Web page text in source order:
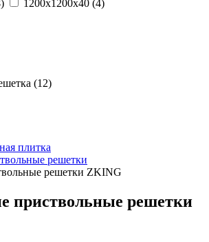
) 1200х1200х40 (4)
(12)
плитка
решетки
решетки ZKING
приствольные решетки